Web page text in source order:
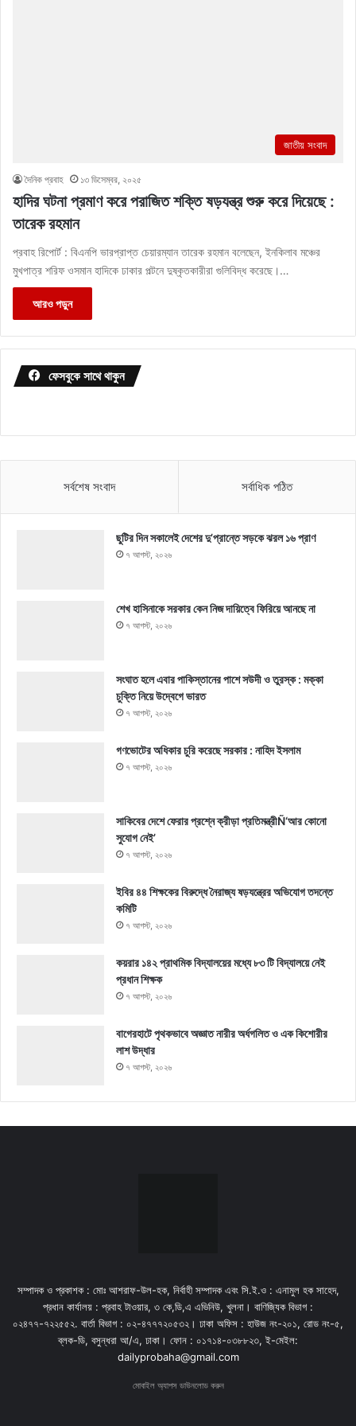
জাতীয় সংবাদ
দৈনিক প্রবাহ ১৩ ডিসেম্বর, ২০২৫
হাদির ঘটনা প্রমাণ করে পরাজিত শক্তি ষড়যন্ত্র শুরু করে দিয়েছে :
তারেক রহমান
প্রবাহ রিপোর্ট : বিএনপি ভারপ্রাপ্ত চেয়ারম্যান তারেক রহমান বলেছেন, ইনকিলাব মঞ্চের
মুখপাত্র শরিফ ওসমান হাদিকে ঢাকার পল্টনে দুষ্কৃতকারীরা গুলিবিদ্ধ করেছে।…
আরও পড়ুন
ফেসবুকে সাথে থাকুন
সর্বশেষ সংবাদ সর্বাধিক পঠিত
ছুটির দিন সকালেই দেশের দু’প্রান্তে সড়কে ঝরল ১৬ প্রাণ
৭ আগস্ট, ২০২৬
শেখ হাসিনাকে সরকার কেন নিজ দায়িত্বে ফিরিয়ে আনছে না
৭ আগস্ট, ২০২৬
সংঘাত হলে এবার পাকিস্তানের পাশে সউদী ও তুরস্ক : মক্কা
চুক্তি নিয়ে উদ্বেগে ভারত
৭ আগস্ট, ২০২৬
গণভোটের অধিকার চুরি করেছে সরকার : নাহিদ ইসলাম
৭ আগস্ট, ২০২৬
সাকিবের দেশে ফেরার প্রশ্নে ক্রীড়া প্রতিমন্ত্রীÑ‘আর কোনো
সুযোগ নেই’
৭ আগস্ট, ২০২৬
ইবির ৪৪ শিক্ষকের বিরুদ্ধে নৈরাজ্য ষড়যন্ত্রের অভিযোগ তদন্তে
কমিটি
৭ আগস্ট, ২০২৬
কয়রার ১৪২ প্রাথমিক বিদ্যালয়ের মধ্যে ৮৩ টি বিদ্যালয়ে নেই
প্রধান শিক্ষক
৭ আগস্ট, ২০২৬
বাগেরহাটে পৃথকভাবে অজ্ঞাত নারীর অর্ধগলিত ও এক কিশোরীর
লাশ উদ্ধার
৭ আগস্ট, ২০২৬
সম্পাদক ও প্রকাশক : মোঃ আশরাফ-উল-হক, নির্বাহী সম্পাদক এবং সি.ই.ও : এনামুল হক সাহেদ,
প্রধান কার্যালয় : প্রবাহ টাওয়ার, ৩ কে,ডি,এ এভিনিউ, খুলনা। বাণিজ্যিক বিভাগ :
০২৪৭৭-৭২২৫৫২. বার্তা বিভাগ : ০২-৪৭৭৭২০৫৩২। ঢাকা অফিস : হাউজ নং-২০১, রোড নং-৫,
ব্লক-ডি, বসুন্ধরা আ/এ, ঢাকা। ফোন : ০১৭১৪-০৩৮৮২৩, ই-মেইল:
dailyprobaha@gmail.com
মোবাইল অ্যাপস ডাউনলোড করুন